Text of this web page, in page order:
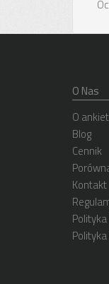
O Nas
O
Blog
Cennik
Kontakt